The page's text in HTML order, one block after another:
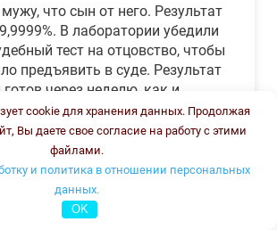
что сын от него. Результат
В лаборатории убедили
тест на отцовство, чтобы
предъявить в суде. Результат
через неделю, как и
муж бегает и извиняется.
cookie для хранения данных. Продолжая
Вы даете свое согласие на работу с этими
файлами.
и политика в отношении персональных
данных.
OK